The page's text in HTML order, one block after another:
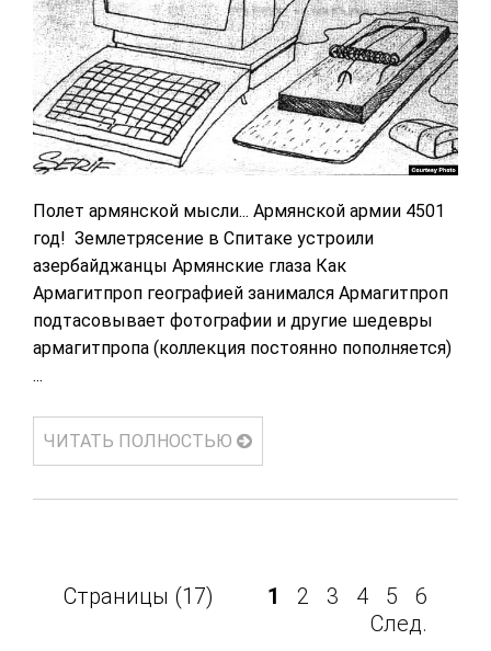
Полет армянской мысли... Армянской армии 4501
год! Землетрясение в Спитаке устроили
азербайджанцы Армянские глаза Как
Армагитпроп географией занимался Армагитпроп
подтасовывает фотографии и другие шедевры
армагитпропа (коллекция постоянно пополняется)
...
ЧИТАТЬ ПОЛНОСТЬЮ
Страницы (17) 1 2 3 4 5
6
След.